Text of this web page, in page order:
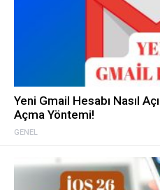
GENEL
Yeni Gmail Hesabı Nasıl
Açma Yöntemi!